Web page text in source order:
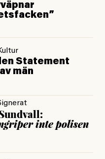
Statement
män
inte polisen